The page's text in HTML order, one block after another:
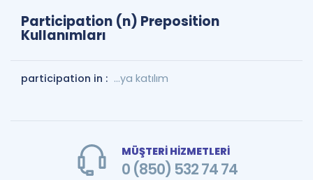
Participation (n) Preposition
Kullanımları
participation in : ...ya katılım
MÜŞTERİ HİZMETLERİ
0 (850) 532 74 74